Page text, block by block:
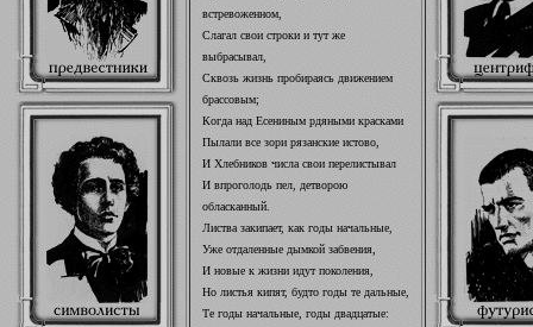
встревоженном,
Слагал свои строки и тут же
выбрасывал,
Сквозь жизнь пробираясь движением
брассовым;
Когда над Есениным рдяными красками
Пылали все зори рязанские истово,
И Хлебников числа свои перелистывал
И впроголодь пел, детворою
обласканный.
Листва закипает, как годы начальные,
Уже отдаленные дымкой забвения,
И новые к жизни идут поколения,
Но листья кипят, будто годы те дальные,
Те годы начальные, годы двадцатые: